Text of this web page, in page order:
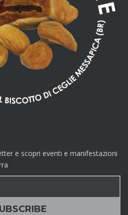
e scopri eventi e manifestazioni